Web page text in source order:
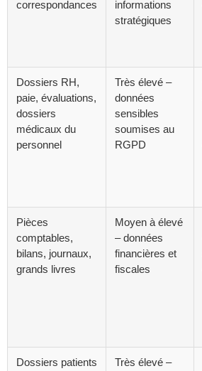
correspondances
informations
stratégiques
Dossiers RH,
paie, évaluations,
dossiers
médicaux du
personnel
Très élevé –
données
sensibles
soumises au
RGPD
Pièces
comptables,
bilans, journaux,
grands livres
Moyen à élevé
– données
financières et
fiscales
Dossiers patients
Très élevé –